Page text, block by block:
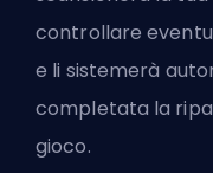
controllare
e li sistemerà
completata la
gioco.